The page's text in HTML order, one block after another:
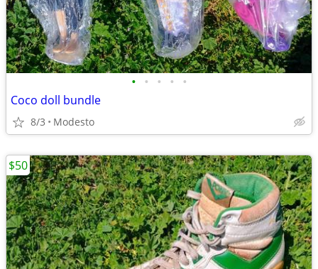
• • • • •
Coco doll bundle
8/3 Modesto
$50